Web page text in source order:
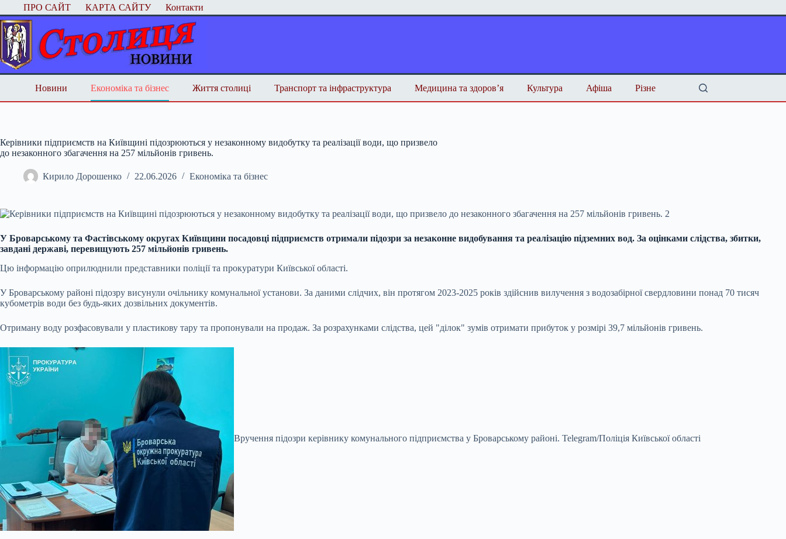
Перейти
до
вмісту
ПРО САЙТ КАРТА САЙТУ Контакти
Новини Економіка та бізнес Життя столиці Транспорт та інфраструктура Медицина та здоров’я Культура Афіша Різне
Керівники підприємств на Київщині підозрюються у незаконному видобутку та реалізації води, що призвело
до незаконного збагачення на 257 мільйонів гривень.
Кирило Дорошенко 22.06.2026 Економіка та бізнес
У Броварському та Фастівському округах Київщини посадовці підприємств отримали підозри за незаконне видобування та реалізацію підземних вод. За оцінками слідства, збитки,
завдані державі, перевищують 257 мільйонів гривень.
Цю інформацію оприлюднили представники поліції та прокуратури Київської області.
У Броварському районі підозру висунули очільнику комунальної установи. За даними слідчих, він протягом 2023-2025 років здійснив вилучення з водозабірної свердловини понад 70 тисяч
кубометрів води без будь-яких дозвільних документів.
Отриману воду розфасовували у пластикову тару та пропонували на продаж. За розрахунками слідства, цей "ділок" зумів отримати прибуток у розмірі 39,7 мільйонів гривень.
Вручення підозри керівнику комунального підприємства у Броварському районі. Telegram/Поліція Київської області